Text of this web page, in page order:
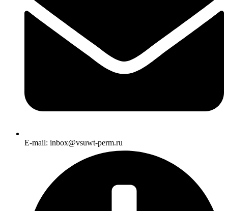
E-mail: inbox@vsuwt-perm.ru